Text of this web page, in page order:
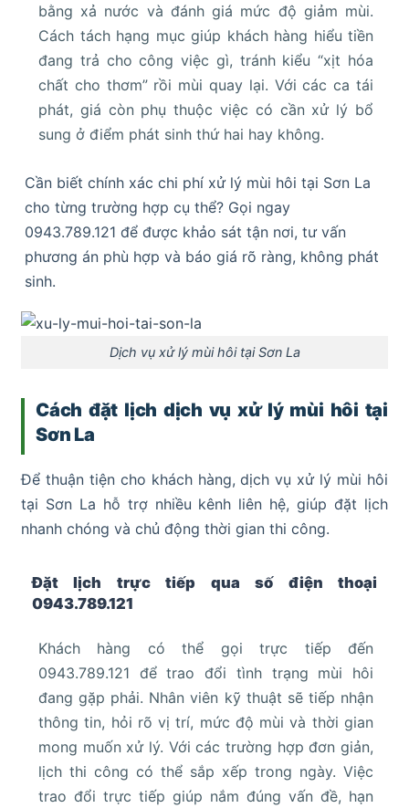
bằng xả nước và đánh giá mức độ giảm mùi.
Cách tách hạng mục giúp khách hàng hiểu tiền
đang trả cho công việc gì, tránh kiểu “xịt hóa
chất cho thơm” rồi mùi quay lại. Với các ca tái
phát, giá còn phụ thuộc việc có cần xử lý bổ
sung ở điểm phát sinh thứ hai hay không.
Cần biết chính xác chi phí xử lý mùi hôi tại Sơn La
cho từng trường hợp cụ thể? Gọi ngay
0943.789.121 để được khảo sát tận nơi, tư vấn
phương án phù hợp và báo giá rõ ràng, không phát
sinh.
Dịch vụ xử lý mùi hôi tại Sơn La
Cách đặt lịch dịch vụ xử lý mùi hôi tại
Sơn La
Để thuận tiện cho khách hàng, dịch vụ xử lý mùi hôi
tại Sơn La hỗ trợ nhiều kênh liên hệ, giúp đặt lịch
nhanh chóng và chủ động thời gian thi công.
Đặt lịch trực tiếp qua số điện thoại
0943.789.121
Khách hàng có thể gọi trực tiếp đến
0943.789.121 để trao đổi tình trạng mùi hôi
đang gặp phải. Nhân viên kỹ thuật sẽ tiếp nhận
thông tin, hỏi rõ vị trí, mức độ mùi và thời gian
mong muốn xử lý. Với các trường hợp đơn giản,
lịch thi công có thể sắp xếp trong ngày. Việc
trao đổi trực tiếp giúp nắm đúng vấn đề, hạn